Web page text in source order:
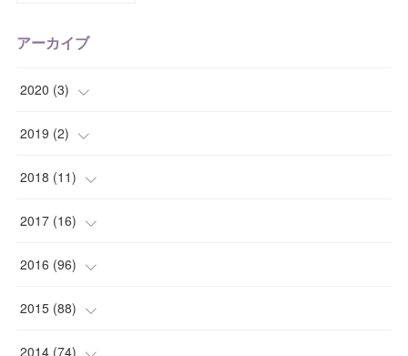
アーカイブ
2020 (3)
(1
( 1)
(1)
2019 (2)
( 1)
(1)
2018 (11)
(2)
(1)
(1)
(1)
2017 (16)
(1)
(2)
(1)
2016 (96)
(2)
(5)
2015 (88)
(4)
2014 (74)